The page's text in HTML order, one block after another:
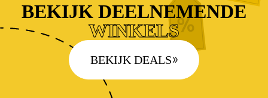
BEKIJK DEELNEMENDE
WINKELS
BEKIJK DEALS